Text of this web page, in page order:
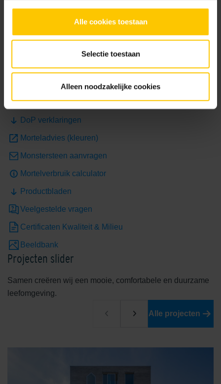
Alle cookies toestaan
Selectie toestaan
Alleen noodzakelijke cookies
Service
Bouwplaatsinformatie GeoStylistix
Dilatatieadvies aanvragen
DoP verklaringen
Morteladvies (kleuren)
Monstersteen aanvragen
Mortelverbruik calculator
Productbladen
Veelgestelde vragen
Certificaten Kwaliteit & Milieu
Beeldbank
Projecten slider
Samen creëren wij een mooie, comfortabele en duurzame
leefomgeving.
Alle projecten